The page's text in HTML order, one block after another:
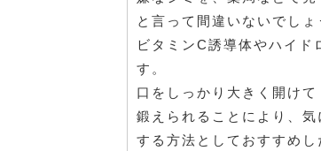
と言って間違いないでし
ビタミンC誘導体やハイド
す。
口をしっかり大きく開け
鍛えられることにより、
する方法としておすすめし